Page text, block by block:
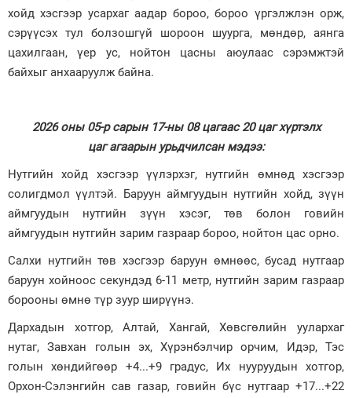
Дэлхий
Зурхай
хойд хэсгээр усархаг аадар бороо, бороо үргэлжлэн орж,
сэрүүсэх тул болзошгүй шороон шуурга, мөндөр, аянга
цахилгаан, үер ус, нойтон цасны аюулаас сэрэмжтэй
байхыг анхааруулж байна.
2026 оны 05-р сарын 17-ны 08 цагаас 20 цаг хүртэлх
цаг агаарын урьдчилсан мэдээ:
Нутгийн хойд хэсгээр үүлэрхэг, нутгийн өмнөд хэсгээр
солигдмол үүлтэй. Баруун аймгуудын нутгийн хойд, зүүн
аймгуудын нутгийн зүүн хэсэг, төв болон говийн
аймгуудын нутгийн зарим газраар бороо, нойтон цас орно.
Салхи нутгийн төв хэсгээр баруун өмнөөс, бусад нутгаар
баруун хойноос секундэд 6-11 метр, нутгийн зарим газраар
борооны өмнө түр зуур ширүүнэ.
Дархадын хотгор, Алтай, Хангай, Хөвсгөлийн уулархаг
нутаг, Завхан голын эх, Хүрэнбэлчир орчим, Идэр, Тэс
голын хөндийгөөр +4...+9 градус, Их нууруудын хотгор,
Орхон-Сэлэнгийн сав газар, говийн бүс нутгаар +17...+22